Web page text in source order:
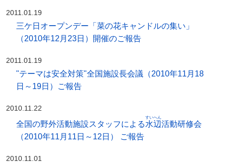
2011.01.19
三ケ日オープンデー「菜の花キャンドルの集い」
（2010年12月23日）開催のご報告
2011.01.19
"テーマは安全対策"全国施設長会議（2010年11月18
日～19日）ご報告
2010.11.22
全国の野外活動施設スタッフによる水辺
すいへん
活動研修会
（2010年11月11日～12日） ご報告
2010.11.01